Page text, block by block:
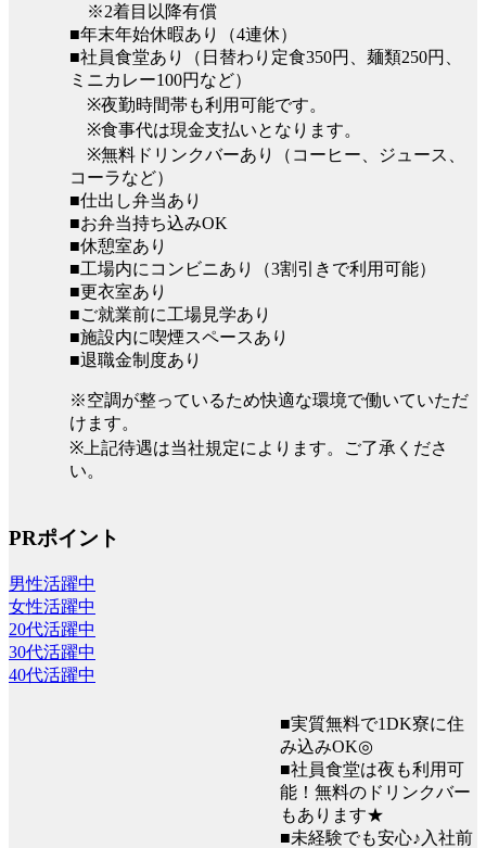
※2着目以降有償
■年末年始休暇あり（4連休）
■社員食堂あり（日替わり定食350円、麺類250円、
ミニカレー100円など）
※夜勤時間帯も利用可能です。
※食事代は現金支払いとなります。
※無料ドリンクバーあり（コーヒー、ジュース、
コーラなど）
■仕出し弁当あり
■お弁当持ち込みOK
■休憩室あり
■工場内にコンビニあり（3割引きで利用可能）
■更衣室あり
■ご就業前に工場見学あり
■施設内に喫煙スペースあり
■退職金制度あり
※空調が整っているため快適な環境で働いていただ
けます。
※上記待遇は当社規定によります。ご了承くださ
い。
PRポイント
男性活躍中
女性活躍中
20代活躍中
30代活躍中
40代活躍中
■実質無料で1DK寮に住
み込みOK◎
■社員食堂は夜も利用可
能！無料のドリンクバー
もあります★
■未経験でも安心♪入社前